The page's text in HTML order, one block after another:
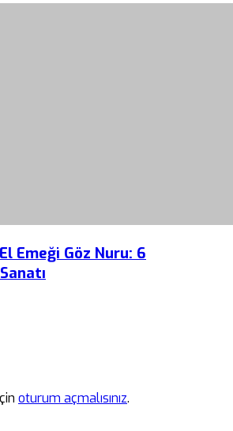
Emeği Göz Nuru: 6
oturum açmalısınız.